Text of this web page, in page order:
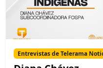
Entrevistas de Telerama